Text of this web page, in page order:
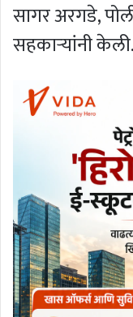
सागर अरगडे,
सहकार्‍यांनी केली.